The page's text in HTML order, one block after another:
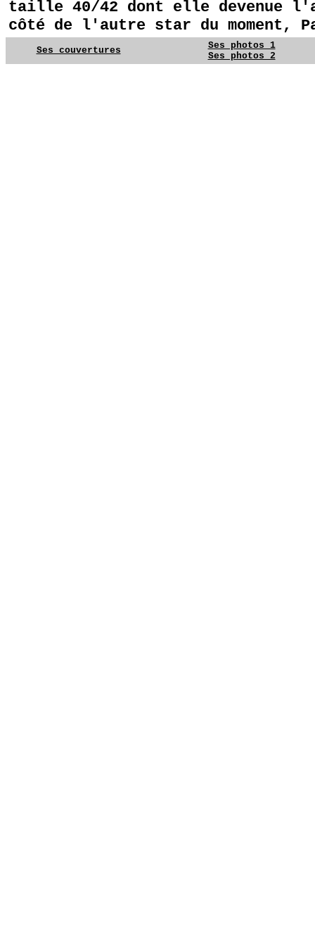
taille 40/42 dont elle devenue
côté de l'autre star du moment,
Ses couvertures
Ses photos 1
Ses photos 2